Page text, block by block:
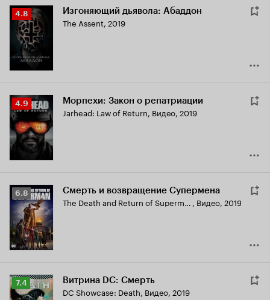
Рейтинг
Кинопоиска
4.8
4.8 Изгоняющий дьявола: Абаддон
The Assent, 2019
Рейтинг
Кинопоиска
4.9
4.9 Морпехи: Закон о репатриации
Jarhead: Law of Return, Видео, 2019
Рейтинг
Кинопоиска
6.8
6.8 Смерть и возвращение Супермена
The Death and Return of Superman , Видео, 2019
Рейтинг
Кинопоиска
7.4 Витрина DC: Смерть
DC Showcase: Death, Видео, 2019